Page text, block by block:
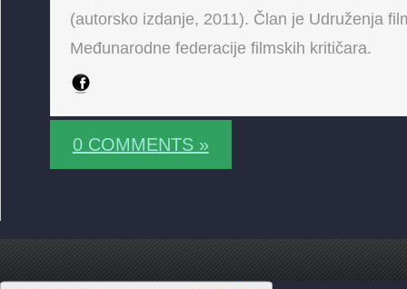
(autorsko izdanje, 2011). Član je Udruženja
Međunarodne federacije filmskih kritičara.
0 COMMENTS »